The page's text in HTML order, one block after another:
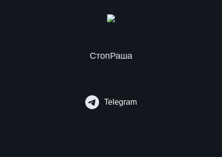
СтопРаша
Telegram